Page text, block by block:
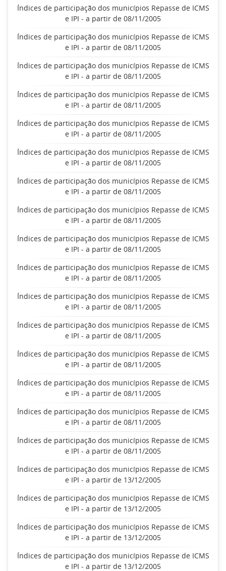
Índices de participação dos municípios Repasse de ICMS
e IPI - a partir de 08/11/2005
Índices de participação dos municípios Repasse de ICMS
e IPI - a partir de 08/11/2005
Índices de participação dos municípios Repasse de ICMS
e IPI - a partir de 08/11/2005
Índices de participação dos municípios Repasse de ICMS
e IPI - a partir de 08/11/2005
Índices de participação dos municípios Repasse de ICMS
e IPI - a partir de 08/11/2005
Índices de participação dos municípios Repasse de ICMS
e IPI - a partir de 08/11/2005
Índices de participação dos municípios Repasse de ICMS
e IPI - a partir de 08/11/2005
Índices de participação dos municípios Repasse de ICMS
e IPI - a partir de 08/11/2005
Índices de participação dos municípios Repasse de ICMS
e IPI - a partir de 08/11/2005
Índices de participação dos municípios Repasse de ICMS
e IPI - a partir de 08/11/2005
Índices de participação dos municípios Repasse de ICMS
e IPI - a partir de 08/11/2005
Índices de participação dos municípios Repasse de ICMS
e IPI - a partir de 08/11/2005
Índices de participação dos municípios Repasse de ICMS
e IPI - a partir de 08/11/2005
Índices de participação dos municípios Repasse de ICMS
e IPI - a partir de 08/11/2005
Índices de participação dos municípios Repasse de ICMS
e IPI - a partir de 08/11/2005
Índices de participação dos municípios Repasse de ICMS
e IPI - a partir de 08/11/2005
Índices de participação dos municípios Repasse de ICMS
e IPI - a partir de 13/12/2005
Índices de participação dos municípios Repasse de ICMS
e IPI - a partir de 13/12/2005
Índices de participação dos municípios Repasse de ICMS
e IPI - a partir de 13/12/2005
Índices de participação dos municípios Repasse de ICMS
e IPI - a partir de 13/12/2005